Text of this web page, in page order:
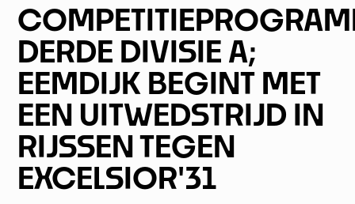
DERDE DIVISIE A;
EEMDIJK BEGINT MET
EEN UITWEDSTRIJD IN
RIJSSEN TEGEN
EXCELSIOR'31